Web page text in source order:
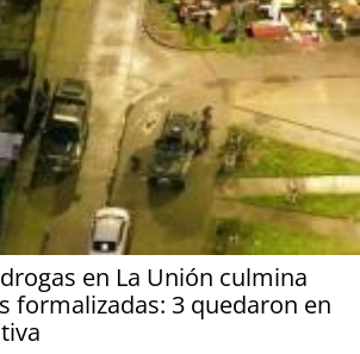
en La Unión culmina
formalizadas: 3 quedaron en